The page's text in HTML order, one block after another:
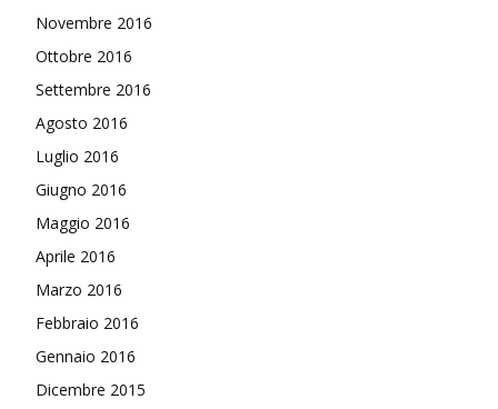
Novembre 2016
Ottobre 2016
Settembre 2016
Agosto 2016
Luglio 2016
Giugno 2016
Maggio 2016
Aprile 2016
Marzo 2016
Febbraio 2016
Gennaio 2016
Dicembre 2015